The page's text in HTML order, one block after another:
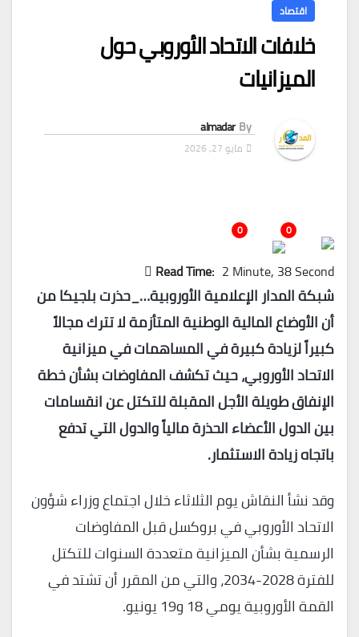
اقتصاد
خلافات الاتحاد الأوروبي حول
الميزانيات
By
almadar
مايو 27, 2026
0
0
Read Time: 2 Minute, 38 Second
شبكة المدار الإعلامية الأوروبية…_حذرت بلجيكا من
أن الأوضاع المالية الوطنية المتأزمة لا تترك مجالاً
كبيراً لزيادة كبيرة في المساهمات في ميزانية
الاتحاد الأوروبي، حيث تكشف المفاوضات بشأن خطة
الإنفاق طويلة الأجل المقبلة للتكتل عن انقسامات
بين الدول الأعضاء الحذرة مالياً والدول التي تدفع
باتجاه زيادة الاستثمار.
وقد نشأ النقاش يوم الثلاثاء خلال اجتماع وزراء شؤون
الاتحاد الأوروبي في بروكسل قبل المفاوضات
الرسمية بشأن الميزانية متعددة السنوات للتكتل
للفترة 2028-2034، والتي من المقرر أن تشتد في
القمة الأوروبية يومي 18 و19 يونيو.